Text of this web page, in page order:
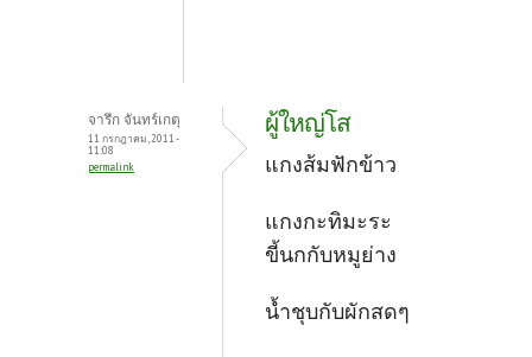
จารึก จันทร์เกตุ
11 กรกฎาคม, 2011 -
11:08
permalink
ผู้ใหญ่โส
แกงส้มฟักข้าว
แกงกะทิมะระ
ขี้นกกับหมูย่าง
น้ำชุบกับผักสดๆ